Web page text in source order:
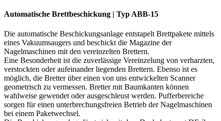
Automatische Brettbeschickung | Typ ABB-15
Die automatische Beschickungsanlage entstapelt Brettpakete mittels
eines Vakuumsaugers und beschickt die Magazine der
Nagelmaschinen mit den vereinzelten Brettern.
Eine Besonderheit ist die zuverlässige Vereinzelung von verharzten,
verstockten oder aufeinander liegenden Brettern. Ebenso ist es
möglich, die Bretter über einen von uns entwickelten Scanner
geometrisch zu vermessen. Bretter mit Baumkanten können
wahlweise gewendet oder ausgeschleust werden. Pufferbereiche
sorgen für einen unterbrechungsfreien Betrieb der Nagelmaschinen
bei einem Paketwechsel.